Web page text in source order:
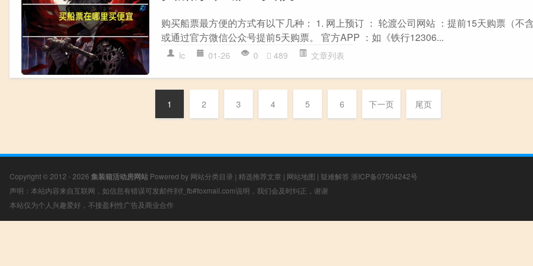
购买船票最方便的方式有以下几种： 1. 网上预订 ： 轮渡公司网站 ：提前15天购票（不
或通过官方微信公众号提前5天购票。 官方APP ：如《铁行12306...
lc 01-26 0 489 文章列表
1 2 3 4 5 6 下一页 尾页
Copyright © 2012 - 2026 集装箱活动房网站 Powered by 网站分类目录 | 精选推荐文章 | 网站地图 | 疑难解答 浙ICP备07504242号
声明：本站内容来自互联网，如信息有错误可发邮件到f_fb#foxmail.com说明，我们会及时纠正，谢谢
本站仅为个人兴趣爱好，不接盈利性广告及商业合作